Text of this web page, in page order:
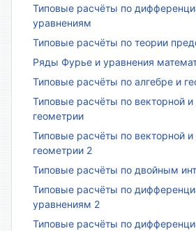
Типовые расчёты по
уравнениям
Типовые расчёты по теории
Ряды Фурье и уравнения
Типовые расчёты по алгебре и
Типовые расчёты по векторной и
геометрии
Типовые расчёты по векторной и
геометрии 2
Типовые расчёты по двойным
Типовые расчёты по
уравнениям 2
Типовые расчёты по